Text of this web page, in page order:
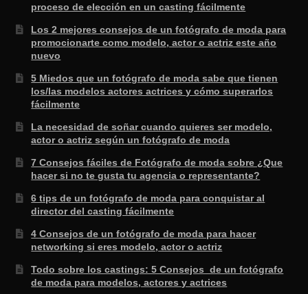
proceso de elección en un casting fácilmente
Los 2 mejores consejos de un fotógrafo de moda para
promocionarte como modelo, actor o actriz este año
nuevo
5 Miedos que un fotógrafo de moda sabe que tienen
los/las modelos actores actrices y cómo superarlos
fácilmente
La necesidad de soñar cuando quieres ser modelo,
actor o actriz según un fotógrafo de moda
7 Consejos fáciles de Fotógrafo de moda sobre ¿Que
hacer si no te gusta tu agencia o representante?
6 tips de un fotógrafo de moda para conquistar al
director del casting fácilmente
4 Consejos de un fotógrafo de moda para hacer
networking si eres modelo, actor o actriz
Todo sobre los castings: 5 Consejos de un fotógrafo
de moda para modelos, actores y actrices